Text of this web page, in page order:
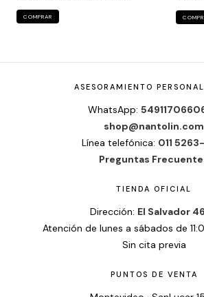
COMPRAR
ASESORAMIENTO
WhatsApp:
shop@nantolin.com
Línea telefónica: 011
Preguntas
TIENDA OFICIAL
Dirección: El Salvador
Atención de lunes a sábados de
Sin cita previa
PUNTOS DE VENTA